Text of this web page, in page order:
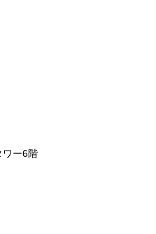
ー6階